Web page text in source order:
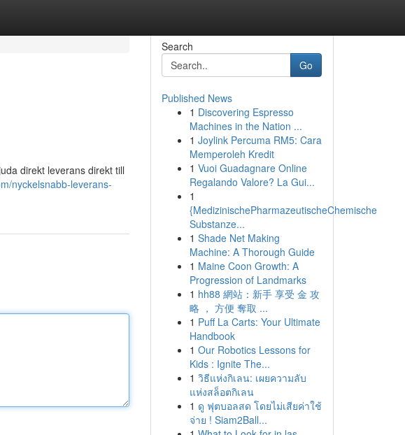
direkt leverans direkt till
nyckelsnabb-leverans-
Search
Go
Published News
1 Discovering Espresso
Machines in the Nation ...
1 Joylink Percuma RM5: Cara
Memperoleh Kredit
1 Vuoi Guadagnare Online
Regalando Valore? La Gui...
1
{MedizinischePharmazeutischeChemische
Substanze...
1 Shade Net Making
Machine: A Thorough Guide
1 Maine Coon Growth: A
Progression of Landmarks
1 hh88 網站：新手 享受 金 攻
略 ， 方便 奪取 ...
1 Puff La Carts: Your Ultimate
Handbook
1 Our Robotics Lessons for
Kids : Ignite The...
1 วิธีแห่งกิเลน: เผยความลับ
แห่งสล็อตกิเลน
1 ดู ฟุตบอลสด โดยไม่เสียค่าใช้
จ่าย ! Siam2Ball...